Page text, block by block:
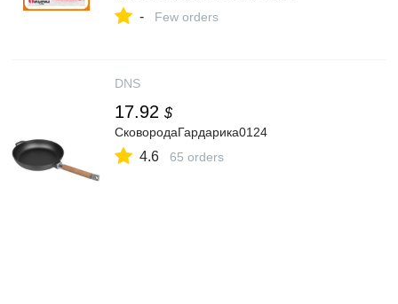
- Few orders
DNS
17.92 $
СковородаГардарика0124
4.6 65 orders